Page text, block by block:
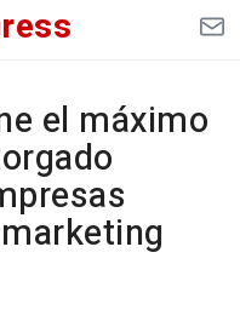
el máximo